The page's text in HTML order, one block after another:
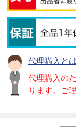
代理購入とは
代理購入の
ります。ご